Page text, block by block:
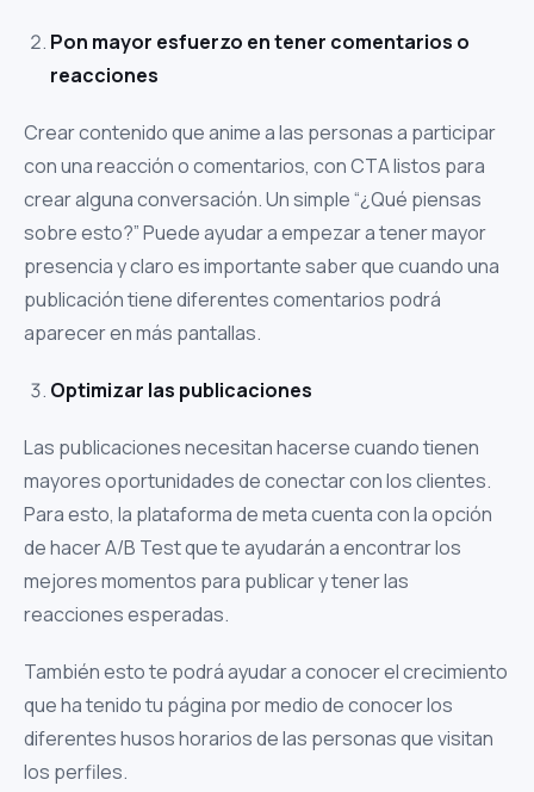
Pon mayor esfuerzo en tener comentarios o
reacciones
Crear contenido que anime a las personas a participar
con una reacción o comentarios, con CTA listos para
crear alguna conversación. Un simple “¿Qué piensas
sobre esto?” Puede ayudar a empezar a tener mayor
presencia y claro es importante saber que cuando una
publicación tiene diferentes comentarios podrá
aparecer en más pantallas.
Optimizar las publicaciones
Las publicaciones necesitan hacerse cuando tienen
mayores oportunidades de conectar con los clientes.
Para esto, la plataforma de meta cuenta con la opción
de hacer A/B Test que te ayudarán a encontrar los
mejores momentos para publicar y tener las
reacciones esperadas.
También esto te podrá ayudar a conocer el crecimiento
que ha tenido tu página por medio de conocer los
diferentes husos horarios de las personas que visitan
los perfiles.